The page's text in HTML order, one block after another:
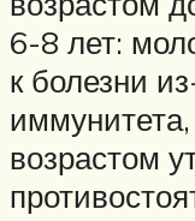
6-8 лет:
к болезни
возрастом